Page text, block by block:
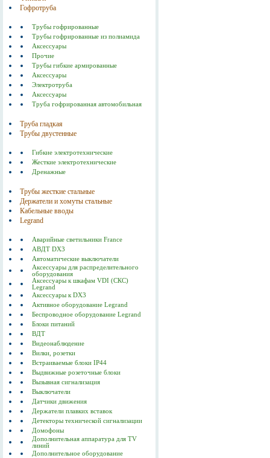
Гофротруба
Трубы гофрированные
Трубы гофрированные из полиамида
Аксессуары
Прочие
Трубы гибкие армированные
Аксессуары
Электротруба
Аксессуары
Труба гофрированная автомобильная
Труба гладкая
Трубы двустенные
Гибкие электротехнические
Жесткие электротехнические
Дренажные
Трубы жесткие стальные
Держатели и хомуты стальные
Кабельные вводы
Legrand
Аварийные светильники France
АВДТ DX3
Автоматические выключатели
Аксессуары для распределительного
оборудования
Аксессуары к шкафам VDI (СКС)
Legrand
Аксессуары к DX3
Активное оборудование Legrand
Беспроводное оборудование Legrand
Блоки питаний
ВДТ
Видеонаблюдение
Вилки, розетки
Встраиваемые блоки IP44
Выдвижные розеточные блоки
Вызывная сигнализация
Выключатели
Датчики движения
Держатели плавких вставок
Детекторы технической сигнализации
Домофоны
Дополнительная аппаратура для TV
линий
Дополнительное оборудование